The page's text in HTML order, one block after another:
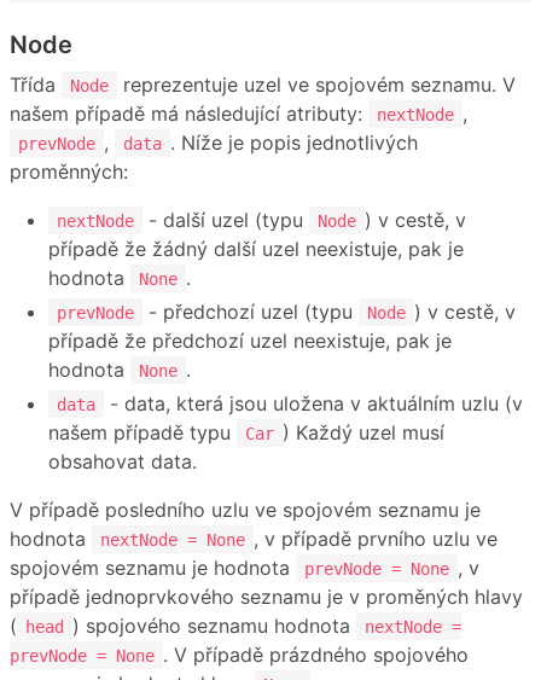
Node
Třída Node
reprezentuje uzel ve spojovém seznamu. V
našem případě má následující atributy:
nextNode ,
prevNode , data . Níže je popis jednotlivých
proměnných:
nextNode - další uzel (typu Node ) v cestě, v
případě že žádný další uzel neexistuje, pak je
hodnota
None .
prevNode - předchozí uzel (typu Node ) v cestě, v
případě že předchozí uzel neexistuje, pak je
hodnota
None .
data
- data, která jsou uložena v aktuálním uzlu (v
našem případě typu
Car ) Každý uzel musí
obsahovat data.
V případě posledního uzlu ve spojovém seznamu je
hodnota
nextNode = None , v případě prvního uzlu ve
spojovém seznamu je hodnota
prevNode = None , v
případě jednoprvkového seznamu je v proměných hlavy
(
head ) spojového seznamu hodnota
nextNode =
prevNode = None . V případě prázdného spojového